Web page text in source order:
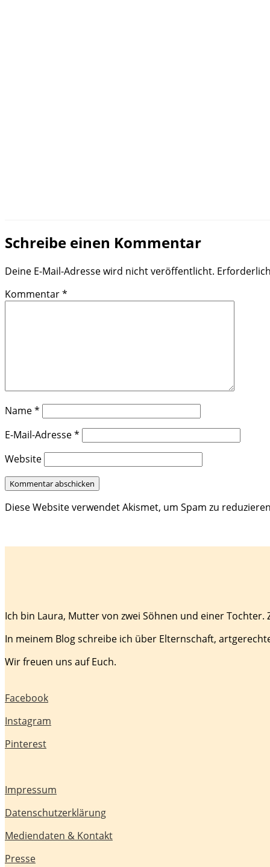
Schreibe einen Kommentar
Deine E-Mail-Adresse wird nicht veröffentlicht.
Kommentar*
Name*
E-Mail-Adresse*
Website
Diese Website verwendet Akismet, um Spam zu
Ich bin Laura, Mutter von zwei Söhnen und einer
In meinem Blog schreibe ich über Elternschaft,
Wir freuen uns auf Euch.
Facebook
Instagram
Pinterest
Impressum
Datenschutzerklärung
Mediendaten & Kontakt
Presse